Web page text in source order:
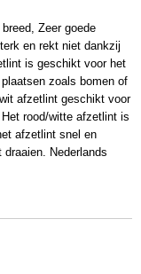
Zeer goede
en rekt niet dankzij
is geschikt voor het
zoals bomen of
afzetlint geschikt voor
rood/witte afzetlint is
afzetlint snel en
Nederlands